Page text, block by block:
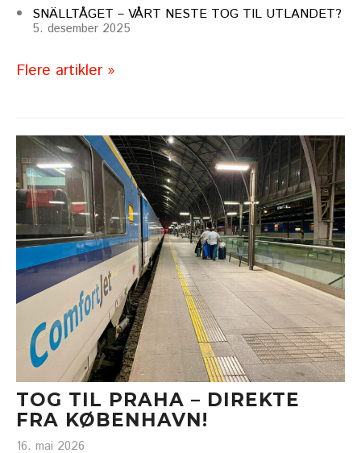
SNÄLLTÅGET – VÅRT NESTE TOG TIL UTLANDET?
5. desember 2025
Flere artikler »
TOG TIL PRAHA – DIREKTE
FRA KØBENHAVN!
16. mai 2026